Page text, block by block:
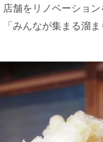
舗をリノベーション
みんなが集まる溜